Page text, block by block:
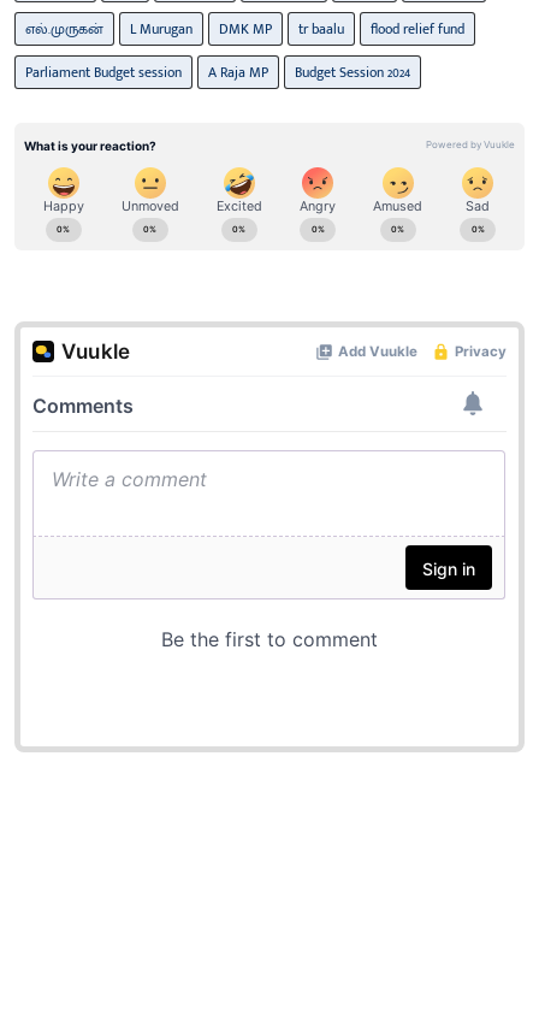
எல்.முருகன் L Murugan DMK MP tr baalu
flood relief fund
Parliament Budget session
A Raja MP Budget Session 2024